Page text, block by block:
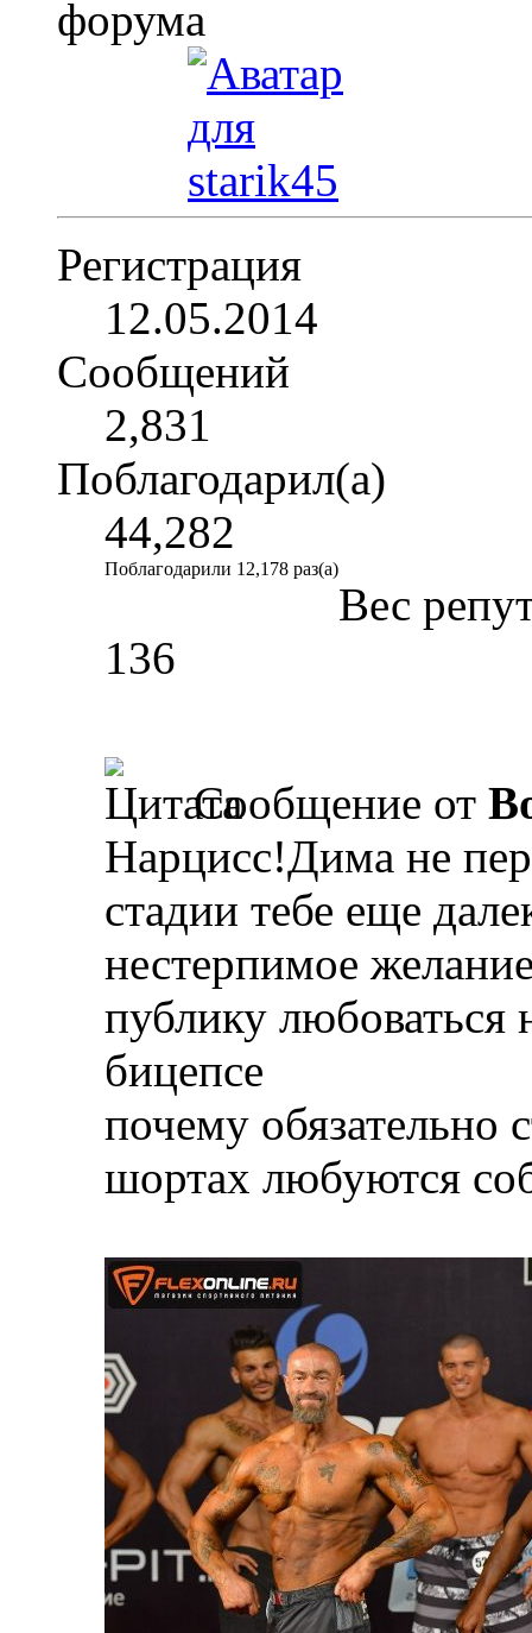
Регистрация
12.05.2014
Сообщений
2,831
Поблагодарил(а)
44,282
Поблагодарили 12,178 раз(а)
Вес
136
Сообщение от
Нарцисс!Дима не
стадии тебе еще
нестерпимое
публику любоваться
бицепсе
почему обязательно
шортах любуются